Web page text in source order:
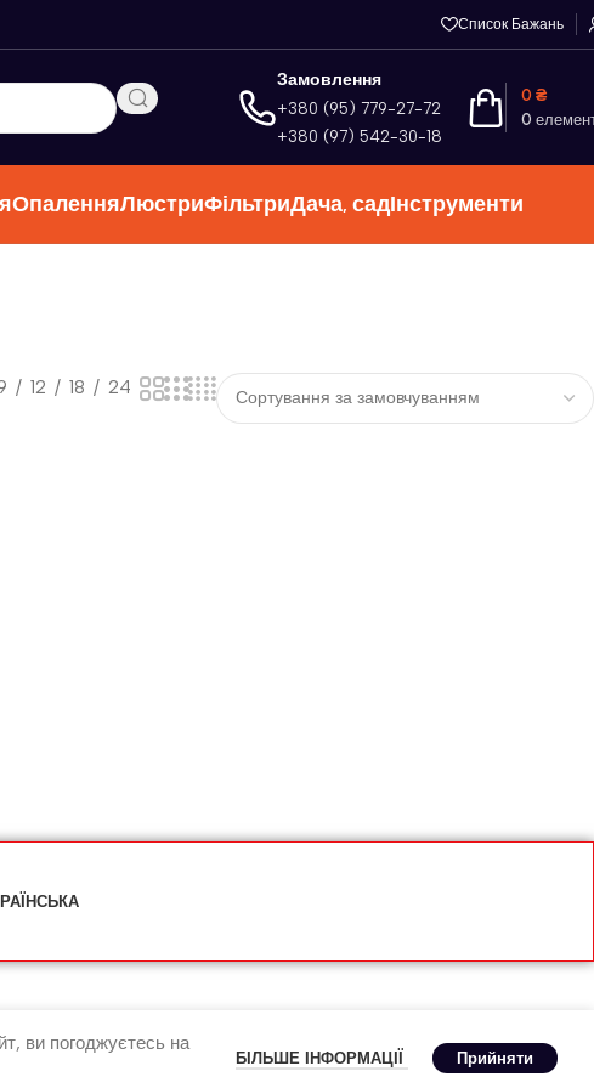
Список Бажань
Замовлення
+380 (95) 779-27-72
+380 (97) 542-30-18
0
0 ₴
ОпаленняЛюстриФільтриДача, садІнструменти
12 18 24
ви погоджуєтесь на
БІЛЬШЕ ІНФОРМАЦІЇ Прийняти